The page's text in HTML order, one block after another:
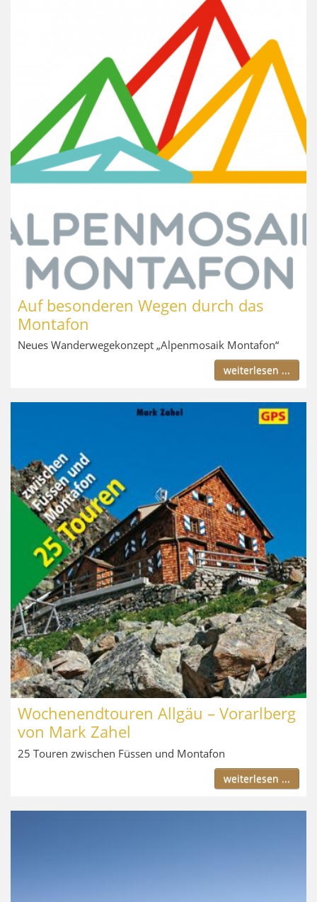
Auf besonderen Wegen durch das
Montafon
Neues Wanderwegekonzept „Alpenmosaik Montafon“
weiterlesen ...
Wochenendtouren Allgäu – Vorarlberg
von Mark Zahel
25 Touren zwischen Füssen und Montafon
weiterlesen ...